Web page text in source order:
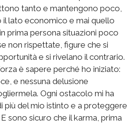
tanto e mantengono poco,
il lato economico e mai quello
prima persona situazioni poco
non rispettate, figure che si
e si rivelano il contrario.
è sapere perché ho iniziato:
e nessuna delusione
Ogni ostacolo mi ha
più del mio istinto e a proteggere
sono sicuro che il karma, prima